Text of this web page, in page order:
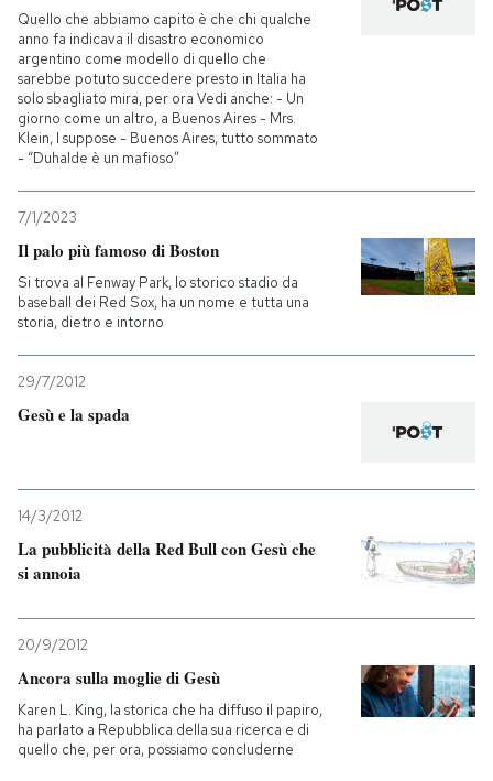
Quello che abbiamo capito è che chi qualche
anno fa indicava il disastro economico
argentino come modello di quello che
sarebbe potuto succedere presto in Italia ha
solo sbagliato mira, per ora Vedi anche: - Un
giorno come un altro, a Buenos Aires - Mrs.
Klein, I suppose - Buenos Aires, tutto sommato
- “Duhalde è un mafioso”
7/1/2023
Il palo più famoso di Boston
Si trova al Fenway Park, lo storico stadio da
baseball dei Red Sox, ha un nome e tutta una
storia, dietro e intorno
29/7/2012
Gesù e la spada
14/3/2012
La pubblicità della Red Bull con Gesù che
si annoia
20/9/2012
Ancora sulla moglie di Gesù
Karen L. King, la storica che ha diffuso il papiro,
ha parlato a Repubblica della sua ricerca e di
quello che, per ora, possiamo concluderne